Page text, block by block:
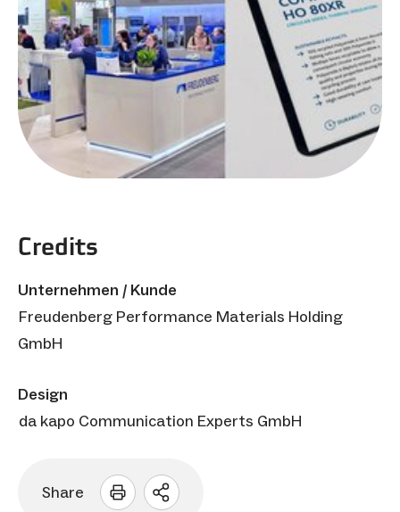
Credits
Unternehmen / Kunde
Freudenberg Performance Materials Holding
GmbH
Design
da kapo Communication Experts GmbH
Share
Sharing